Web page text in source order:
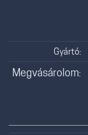
Gyártó:
Megvásárolom: